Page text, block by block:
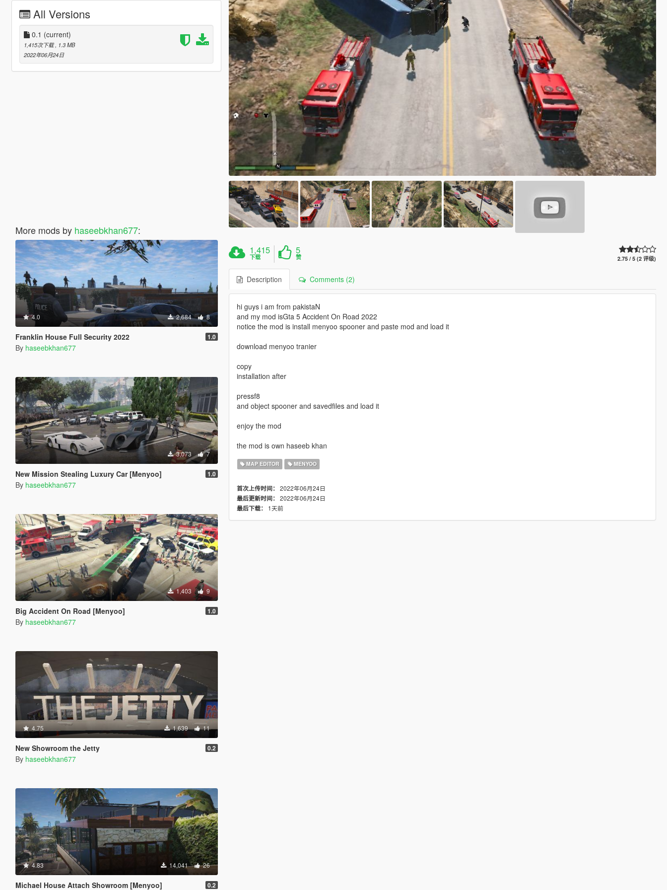
All Versions
0.1 (current)
1,415次下载, 1.3 MB
2022年06月24日
More mods by haseebkhan677:
4.0 2,684 8
Franklin House Full Security 2022 1.0
By haseebkhan677
3,073 7
New Mission Stealing Luxury Car [Menyoo] 1.0
By haseebkhan677
1,403 9
Big Accident On Road [Menyoo] 1.0
By haseebkhan677
4.75 1,639 11
New Showroom the Jetty 0.2
By haseebkhan677
4.83 14,041 26
Michael House Attach Showroom [Menyoo] 0.2
1,415
下载
5
赞 2.75 / 5 (2 评级)
Description Comments (2)
hi guys i am from pakistaN
and my mod isGta 5 Accident On Road 2022
notice the mod is install menyoo spooner and paste mod and load it
download menyoo tranier
copy
installation after
pressf8
and object spooner and savedfiles and load it
enjoy the mod
the mod is own haseeb khan
MAP EDITOR MENYOO
首次上传时间： 2022年06月24日
最后更新时间： 2022年06月24日
最后下载：
1天前